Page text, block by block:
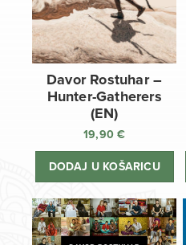
Davor Rostuhar –
Hunter-Gatherers
(EN)
19,90€
DODAJ U KOŠARICU